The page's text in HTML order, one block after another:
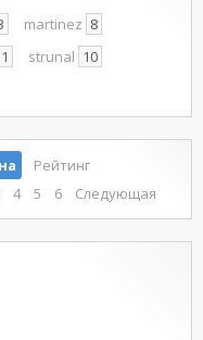
martinez 8
strunal 10
Рейтинг
4 5 6 Следующая